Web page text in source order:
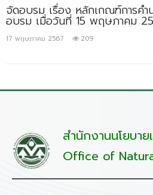
จัดอบรม เรื่อง หลักเกณฑ์การคำ
อบรม เมื่อวันที่ 15 พฤษภาคม
17 พฤษภาคม 2567 209
สำนักงานนโยบา
Office of